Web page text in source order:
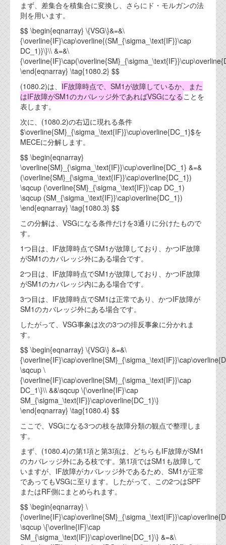
まず、差集合を積集合に変換し、さらにド・モルガンの法
則を用います。
$$ \begin{eqnarray} \{VSG\}&=&\
{\overline{IF}\cap\overline{(SM_{\sigma_\text{IF}}\cap
DC_1)}\}\\ &=&\
\end{eqnarray} \tag{1080.2} $$
(1080.2)は、 IF故障時点で、SM1が故障しているか、また
はIF故障がSM1のカバレッジ外であればVSGになることを
表します。
次に、(1080.2)の右辺に現れる条件
$\overline{SM}_{\sigma_\text{IF}}\cup\overline{DC_1}$を
MECEに分解します。
$$ \begin{eqnarray}
\overline{SM}_{\sigma_\text{IF}}\cup\overline{DC_1} &=&
(\overline{SM}_{\sigma_\text{IF}}\cap\overline{DC_1})
\sqcup (\overline{SM}_{\sigma_\text{IF}}\cap DC_1)
\sqcup (SM_{\sigma_\text{IF}}\cap\overline{DC_1})
\end{eqnarray} \tag{1080.3} $$
この分解は、VSGになる条件だけを3通りに分けたもので
す。
1つ目は、IF故障時点でSM1が故障しており、かつIF故障
がSM1のカバレッジ外にある場合です。
2つ目は、IF故障時点でSM1が故障しており、かつIF故障
がSM1のカバレッジ内にある場合です。
3つ目は、IF故障時点でSM1は正常であり、かつIF故障が
SM1のカバレッジ外にある場合です。
したがって、VSG事象は次の3つの排反事象に分かれま
す。
$$ \begin{eqnarray} \{VSG\} &=&\
\sqcup \
{\overline{IF}\cap\overline{SM}_{\sigma_\text{IF}}\cap
DC_1\}\\ &&\sqcup \{\overline{IF}\cap
SM_{\sigma_\text{IF}}\cap\overline{DC_1}\}
\end{eqnarray} \tag{1080.4} $$
ここで、VSGになる3つの枝を故障分類の観点で整理しま
す。
まず、(1080.4)の第1項と第3項は、どちらもIF故障がSM1
のカバレッジ外にある枝です。第1項ではSM1も故障して
いますが、IF故障がカバレッジ外であるため、SM1が正常
であってもVSGに至ります。したがって、この2つはSPF
またはRF側にまとめられます。
$$ \begin{eqnarray} \
\sqcup \{\overline{IF}\cap
SM_{\sigma_\text{IF}}\cap\overline{DC_1}\} &=&\